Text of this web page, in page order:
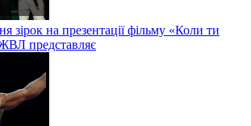
зірок на презентації фільму «Коли ти
представляє